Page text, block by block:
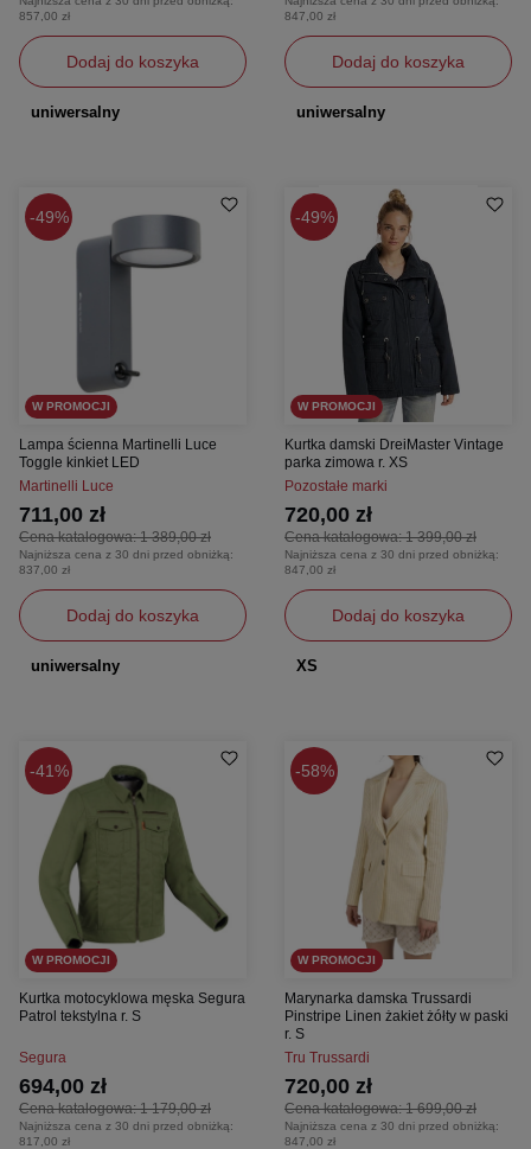
857,00 zł
Dodaj do koszyka
uniwersalny
847,00 zł
Dodaj do koszyka
uniwersalny
49%
W PROMOCJI
Lampa ścienna Martinelli Luce
Toggle kinkiet LED
Martinelli Luce
Cena katalogowa:1 389,00 zł
711,00 zł
Najniższa cena z 30 dni przed obniżką:
837,00 zł
Dodaj do koszyka
uniwersalny
49%
W PROMOCJI
Kurtka damski DreiMaster Vintage
parka zimowa r. XS
Pozostałe marki
Cena katalogowa:1 399,00 zł
720,00 zł
Najniższa cena z 30 dni przed obniżką:
847,00 zł
Dodaj do koszyka
XS
41%
W PROMOCJI
Kurtka motocyklowa męska Segura
Patrol tekstylna r. S
Segura
Cena katalogowa:1 179,00 zł
694,00 zł
Najniższa cena z 30 dni przed obniżką:
817,00 zł
58%
W PROMOCJI
Marynarka damska Trussardi
Pinstripe Linen żakiet żółty w paski
r. S
Tru Trussardi
Cena katalogowa:1 699,00 zł
720,00 zł
Najniższa cena z 30 dni przed obniżką:
847,00 zł